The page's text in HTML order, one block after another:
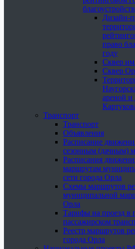
Дизайн-
право
году
Сквер
Сквер
ареной
Транспорт
Транспорт
Объявления
Расписание
сезонным (дачным)
Расписания
маршрутам
сети города Орла
Схемы маршрутов
муниципальной
Орла
Тарифы на проезд в
пассажирском
Реестр маршрутов
города Орла